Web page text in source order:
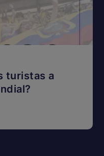
turistas a